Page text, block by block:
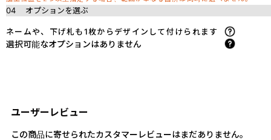
04 オプションを選ぶ
ネームや、下げ札も1枚からデザインして付けられます
選択可能なオプションはありません
ユーザーレビュー
この商品に寄せられたカスタマーレビューはまだありません。